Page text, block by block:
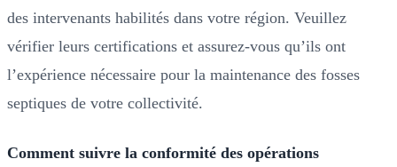
des intervenants habilités dans votre région. Veuillez
vérifier leurs certifications et assurez-vous qu’ils ont
l’expérience nécessaire pour la maintenance des fosses
septiques de votre collectivité.
Comment suivre la conformité des opérations